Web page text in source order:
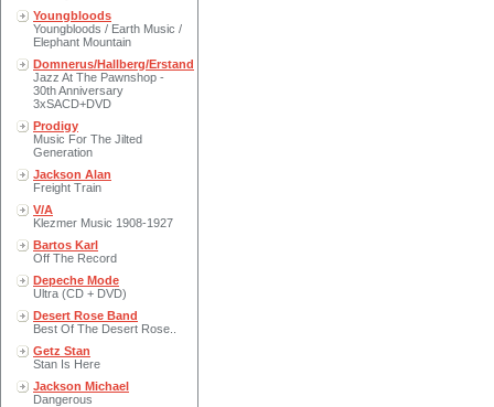
Youngbloods
Youngbloods / Earth Music /
Elephant Mountain
Domnerus/Hallberg/Erstand
Jazz At The Pawnshop -
30th Anniversary
3xSACD+DVD
Prodigy
Music For The Jilted
Generation
Jackson Alan
Freight Train
V/A
Klezmer Music 1908-1927
Bartos Karl
Off The Record
Depeche Mode
Ultra (CD + DVD)
Desert Rose Band
Best Of The Desert Rose..
Getz Stan
Stan Is Here
Jackson Michael
Dangerous